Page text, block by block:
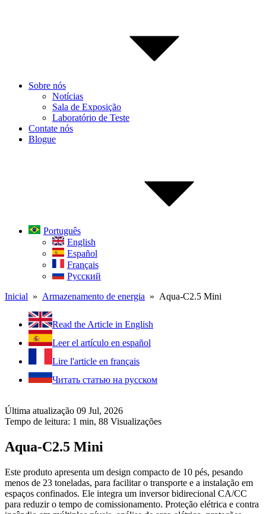
Sobre nós
Notícias
Sala de Exposição
Laboratório de Teste
Contate nós
Blogue
Português
English
Español
Français
Русский
Inicial » Armazenamento de energia » Aqua-C2.5 Mini
Read the Article in English
Leer el artículo en español
Lire l'article en français
Читать статью на русском
Última atualização 09 Jul, 2026
Tempo de leitura: 1 min, 88 Visualizações
Aqua-C2.5 Mini
Este produto apresenta um design compacto de 10 pés, pesando
menos de 23 toneladas, para facilitar o transporte e a instalação em
espaços confinados. Ele integra um inversor bidirecional CA/CC
para reduzir o tempo de comissionamento. Proteção elétrica e contra